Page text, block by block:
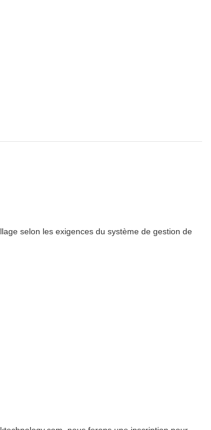
selon les exigences du système de gestion de